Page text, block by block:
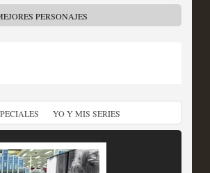
PERSONAJES
YO Y MIS SERIES